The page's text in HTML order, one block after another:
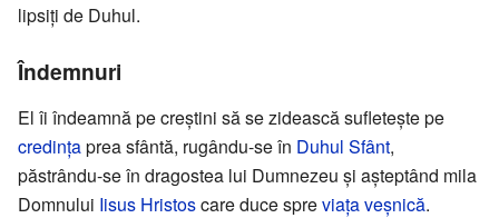
lipsiţi de Duhul.
Îndemnuri
El îi îndeamnă pe creştini să se zidească sufleteşte pe
credinţaprea sfântă, rugându-se în Duhul Sfânt,
păstrându-se în dragostea lui Dumnezeu şi aşteptând mila
Domnului Iisus Hristoscare duce spreviaţa veşnică.